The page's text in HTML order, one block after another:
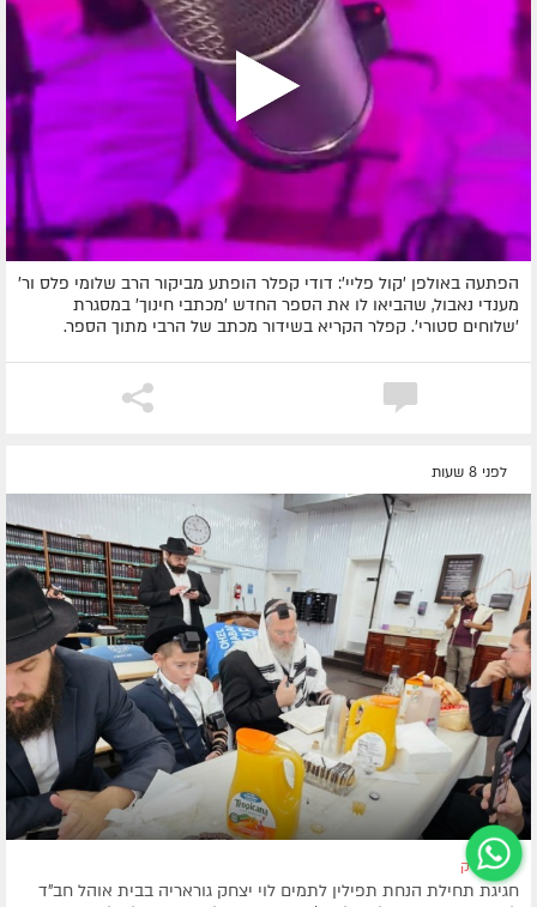
הפתעה באולפן 'קול פליי': דודי קפלר הופתע מביקור הרב שלומי פלס ור'
מענדי נאבול, שהביאו לו את הספר החדש 'מכתבי חינוך' במסגרת
'שלוחים סטורי'. קפלר הקריא בשידור מכתב של הרבי מתוך הספר.
לפני 8 שעות
ניו יורק
חגיגת תחילת הנחת תפילין לתמים לוי יצחק גוראריה בבית אוהל חב"ד